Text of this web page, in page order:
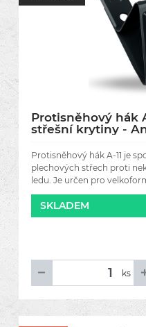
Protisněhový hák
střešní krytiny -
Protisněhový hák A-11 je
plechových střech proti
ledu. Je určen pro
krytiny
SKLADEM
ks